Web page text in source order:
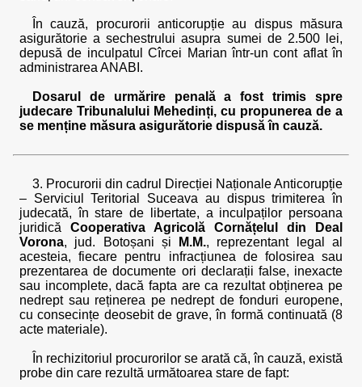
În cauză, procurorii anticorupție au dispus măsura
asigurătorie a sechestrului asupra sumei de 2.500 lei,
depusă de inculpatul Cîrcei Marian într-un cont aflat în
administrarea ANABI.
Dosarul de urmărire penală a fost trimis spre
judecare Tribunalului Mehedinți, cu propunerea de a
se menține măsura asigurătorie dispusă în cauză.
3. Procurorii din cadrul Direcției Naționale Anticorupție
– Serviciul Teritorial Suceava au dispus trimiterea în
judecată, în stare de libertate, a inculpaților persoana
juridică Cooperativa Agricolă Cornățelul din Deal
Vorona, jud. Botoșani și M.M., reprezentant legal al
acesteia, fiecare pentru infracțiunea de folosirea sau
prezentarea de documente ori declarații false, inexacte
sau incomplete, dacă fapta are ca rezultat obținerea pe
nedrept sau reținerea pe nedrept de fonduri europene,
cu consecințe deosebit de grave, în formă continuată (8
acte materiale).
În rechizitoriul procurorilor se arată că, în cauză, există
probe din care rezultă următoarea stare de fapt: